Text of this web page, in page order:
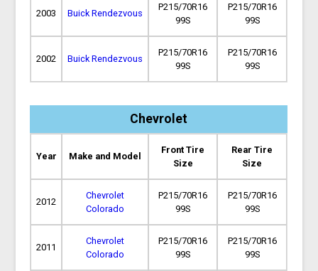
2003 Buick Rendezvous
P215/70R16
99S
P215/70R16
99S
2002 Buick Rendezvous
P215/70R16
99S
P215/70R16
99S
Chevrolet
Year Make and Model
Front Tire
Size
Rear Tire
Size
2012
Chevrolet
Colorado
P215/70R16
99S
P215/70R16
99S
2011
Chevrolet
Colorado
P215/70R16
99S
P215/70R16
99S